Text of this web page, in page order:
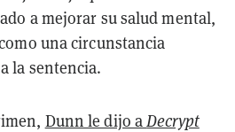
a mejorar su salud mental,
una circunstancia
la sentencia.
Dunn le dijo aDecrypt